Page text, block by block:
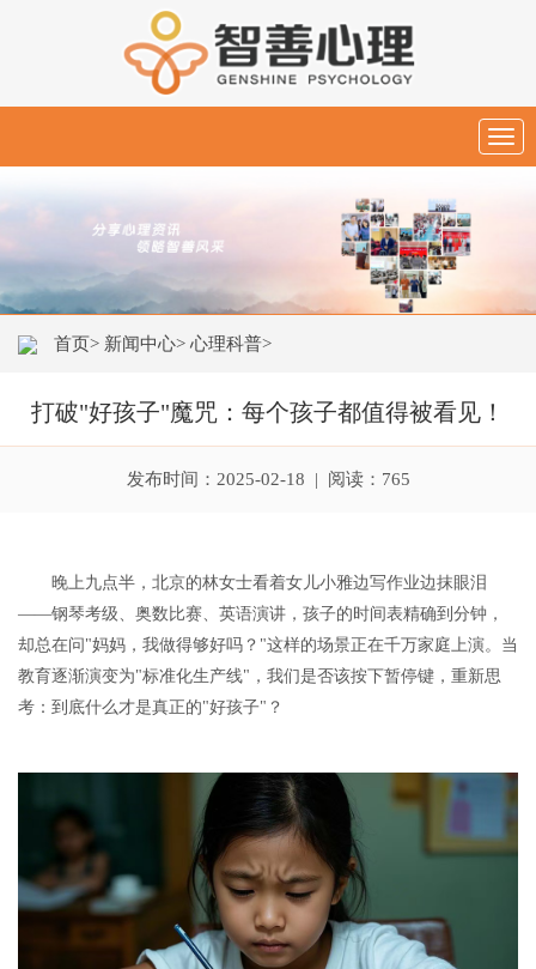
首页> 新闻中心> 心理科普>
打破"好孩子"魔咒：每个孩子都值得被看见！
发布时间：2025-02-18 | 阅读：765
晚上九点半，北京的林女士看着女儿小雅边写作业边抹眼泪
——钢琴考级、奥数比赛、英语演讲，孩子的时间表精确到分钟，
却总在问"妈妈，我做得够好吗？ "这样的场景正在千万家庭上演。当
教育逐渐演变为"标准化生产线" ，我们是否该按下暂停键，重新思
考：到底什么才是真正的"好孩子" ？